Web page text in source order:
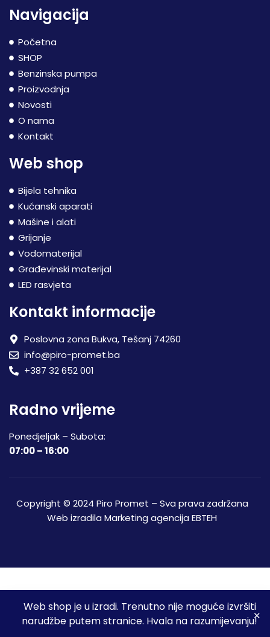
Web shop je u izradi. Trenutno nije moguće izvršiti
narudžbe putem stranice. Hvala na razumijevanju!
Navigacija
Početna
SHOP
Benzinska pumpa
Proizvodnja
Novosti
O nama
Kontakt
Web shop
Bijela tehnika
Kućanski aparati
Mašine i alati
Grijanje
Vodomaterijal
Građevinski materijal
LED rasvjeta
Kontakt informacije
Poslovna zona Bukva, Tešanj 74260
info@piro-promet.ba
+387 32 652 001
Radno vrijeme
Ponedjeljak – Subota:
07:00 – 16:00
Copyright © 2024 Piro Promet – Sva prava zadržana
Web izradila Marketing agencija EBTEH
Moj račun